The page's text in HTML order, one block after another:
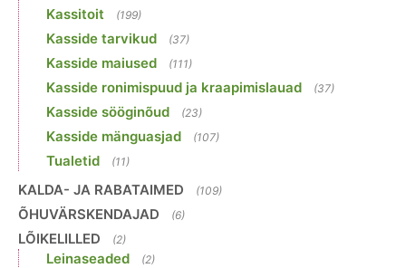
Kassitoit (199)
Kasside tarvikud (37)
Kasside maiused (111)
Kasside ronimispuud ja kraapimislauad (37)
Kasside sööginõud (23)
Kasside mänguasjad (107)
Tualetid (11)
KALDA- JA RABATAIMED (109)
ÕHUVÄRSKENDAJAD (6)
LÕIKELILLED (2)
Leinaseaded (2)